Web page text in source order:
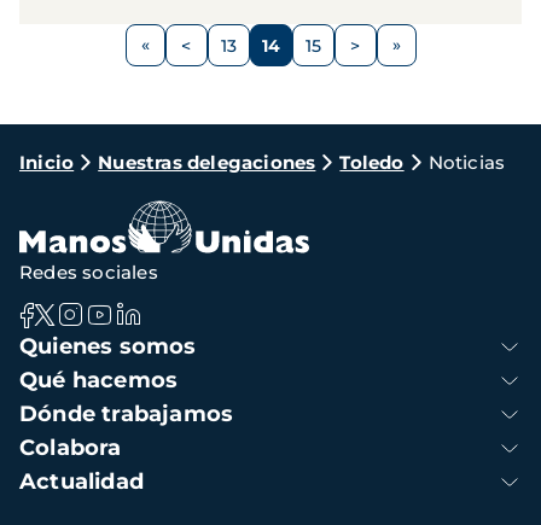
Paginación
Página
< Página
13 Página
14 Página
15
Siguiente
>
Ruta
navegación
Inicio Nuestras delegaciones Toledo Noticias
Navegación
principal
Quienes somos
Qué hacemos
Dónde trabajamos
Colabora
Actualidad
Redes sociales